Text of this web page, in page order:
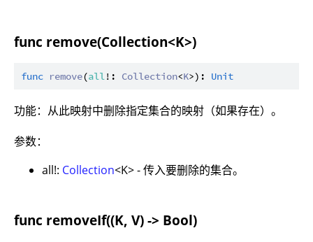
func remove(Collection<K>)
func remove(all!: Collection<K>): Unit
功能：从此映射中删除指定集合的映射（如果存在）。
参数：
all!: Collection<K> - 传入要删除的集合。
func removeIf((K, V) -> Bool)